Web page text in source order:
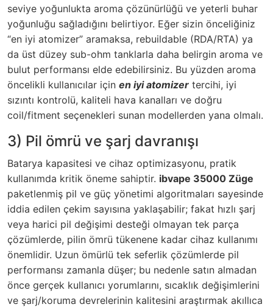
seviye yoğunlukta aroma çözünürlüğü ve yeterli buhar
yoğunluğu sağladığını belirtiyor. Eğer sizin önceliğiniz
“en iyi atomizer” aramaksa, rebuildable (RDA/RTA) ya
da üst düzey sub-ohm tanklarla daha belirgin aroma ve
bulut performansı elde edebilirsiniz. Bu yüzden aroma
öncelikli kullanıcılar için en iyi atomizer tercihi, iyi
sızıntı kontrolü, kaliteli hava kanalları ve doğru
coil/fitment seçenekleri sunan modellerden yana olmalı.
3) Pil ömrü ve şarj davranışı
Batarya kapasitesi ve cihaz optimizasyonu, pratik
kullanımda kritik öneme sahiptir. ibvape 35000 Züge
paketlenmiş pil ve güç yönetimi algoritmaları sayesinde
iddia edilen çekim sayısına yaklaşabilir; fakat hızlı şarj
veya harici pil değişimi desteği olmayan tek parça
çözümlerde, pilin ömrü tükenene kadar cihaz kullanımı
önemlidir. Uzun ömürlü tek seferlik çözümlerde pil
performansı zamanla düşer; bu nedenle satın almadan
önce gerçek kullanıcı yorumlarını, sıcaklık değişimlerini
ve şarj/koruma devrelerinin kalitesini araştırmak akıllıca